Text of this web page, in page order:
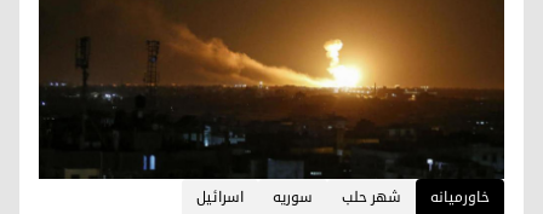
خاورمیانه شهر حلب سوریه اسرائیل